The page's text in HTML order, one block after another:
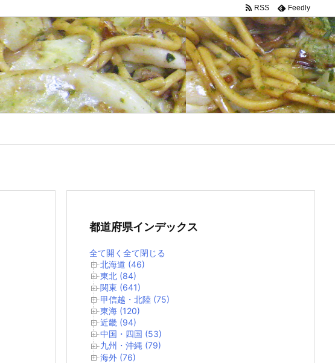
RSS Feedly
都道府県インデックス
全て開く 全て閉じる
北海道 (46)
東北 (84)
関東 (641)
甲信越・北陸 (75)
東海 (120)
近畿 (94)
中国・四国 (53)
九州・沖縄 (79)
海外 (76)